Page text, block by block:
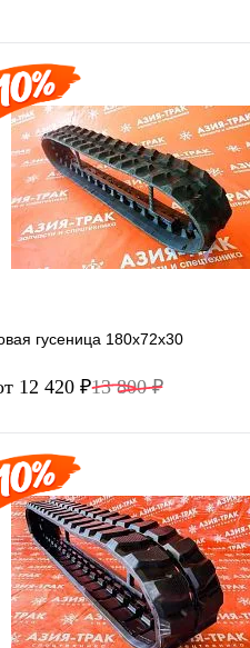
гусеница 180x72x30
12 420 ₽13 800 ₽
в 1 клик Сравнение
В наличии